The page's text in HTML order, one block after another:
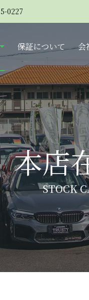
0227
保証について 会
本店
STOCK